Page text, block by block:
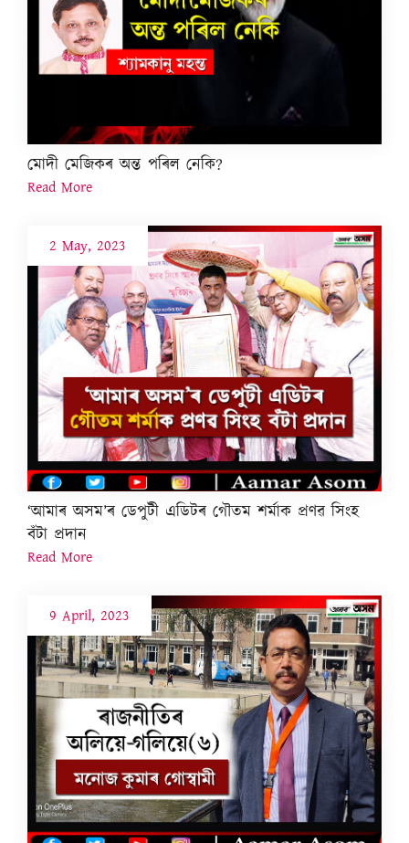
মোদী মেজিকৰ অন্ত পৰিল নেকি?
Read More
2 May, 2023
‘আমাৰ অসম’ৰ ডেপুটী এডিটৰ গৌতম শৰ্মাক প্ৰণৱ সিংহ
বঁটা প্ৰদান
Read More
9 April, 2023